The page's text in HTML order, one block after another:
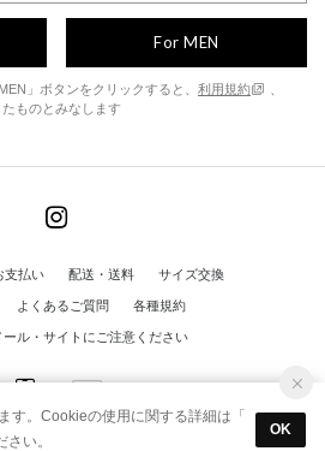
For MEN
」ボタンをクリックすると、 利用規約
ものとみなします
支払い 配送・送料 サイズ交換
よくあるご質問 各種規約
ル・サイトにご注意ください
RIGHTS RESERVED.
す。Cookieの使用に関する詳細は「
さい。
OK